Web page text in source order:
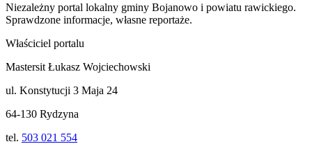
Niezależny portal lokalny gminy Bojanowo i powiatu rawickiego.
Sprawdzone informacje, własne reportaże.
Właściciel portalu
Mastersit Łukasz Wojciechowski
ul. Konstytucji 3 Maja 24
64-130 Rydzyna
tel. 503 021 554